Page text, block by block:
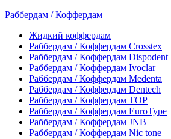
Раббердам / Коффердам
Жидкий коффердам
Раббердам / Коффердам Crosstex
Раббердам / Коффердам Dispodent
Раббердам / Коффердам Ivoclar
Раббердам / Коффердам Medenta
Раббердам / Коффердам Dentech
Раббердам / Коффердам ТОР
Раббердам / Коффердам EuroType
Раббердам / Коффердам JNB
Раббердам / Коффердам Nic tone